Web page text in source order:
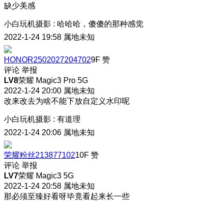
缺少美感
小白玩机摄影 : 哈哈哈，傻傻的那种感觉
2022-1-24 19:58 属地未知
HONOR25020272047029F 赞
评论 举报
LV8荣耀 Magic3 Pro 5G
2022-1-24 20:00 属地未知
改来改去为啥不能下放自定义水印呢
小白玩机摄影 : 有道理
2022-1-24 20:06 属地未知
荣耀粉丝21387710210F 赞
评论 举报
LV7荣耀 Magic3 5G
2022-1-24 20:58 属地未知
那必须至臻好看呀毕竟看起来长一些